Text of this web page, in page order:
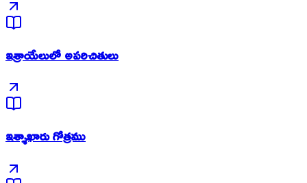
ఇశ్రాయేలులో అపరిచితులు
ఇశ్శాఖారు గోత్రము